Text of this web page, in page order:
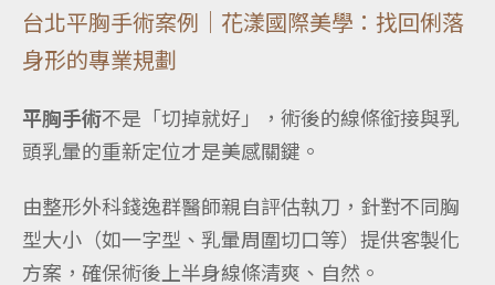
台北平胸手術案例｜花漾國際美學：找回俐落
身形的專業規劃
平胸手術不是「切掉就好」，術後的線條銜接與乳
頭乳暈的重新定位才是美感關鍵。
由整形外科錢逸群醫師親自評估執刀，針對不同胸
型大小（如一字型、乳暈周圍切口等）提供客製化
方案，確保術後上半身線條清爽、自然。